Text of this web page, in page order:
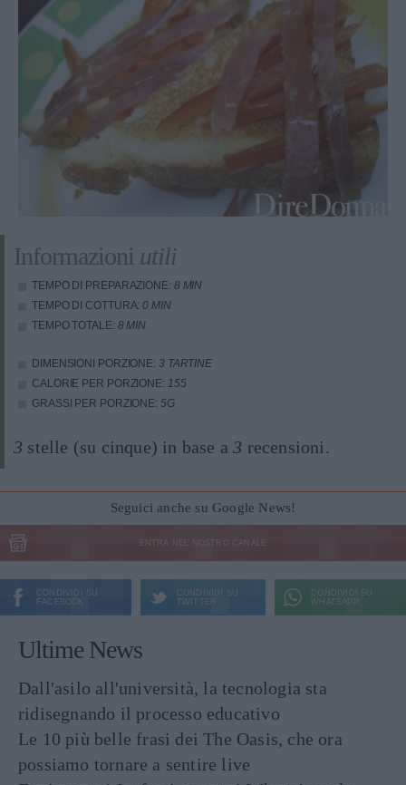
Informazioni utili
TEMPO DI PREPARAZIONE: 8 MIN
TEMPO DI COTTURA:0 MIN
TEMPO TOTALE: 8 MIN
DIMENSIONI PORZIONE: 3 TARTINE
CALORIE PER PORZIONE: 155
GRASSI PER PORZIONE: 5G
3 stelle (su cinque) in base a3 recensioni.
Seguici anche su Google News!
ENTRA NEL NOSTRO CANALE
CONDIVIDI SU
FACEBOOK
CONDIVIDI SU
TWITTER
CONDIVIDI SU
WHATSAPP
Ultime News
Dall'asilo all'università, la tecnologia sta
ridisegnando il processo educativo
Le 10 più belle frasi dei The Oasis, che ora
possiamo tornare a sentire live